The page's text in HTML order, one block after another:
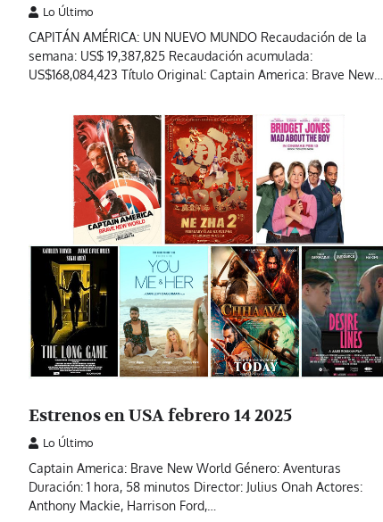
Lo Último
CAPITÁN AMÉRICA: UN NUEVO MUNDO Recaudación de la
semana: US$ 19,387,825 Recaudación acumulada:
US$168,084,423 Título Original: Captain America: Brave New…
Estrenos en USA febrero 14 2025
Lo Último
Captain America: Brave New World Género: Aventuras
Duración: 1 hora, 58 minutos Director: Julius Onah Actores:
Anthony Mackie, Harrison Ford,…